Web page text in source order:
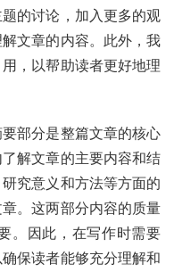
的讨论，加入更多的观
文章的内容。此外，我
，以帮助读者更好地理
部分是整篇文章的核心
解文章的主要内容和结
究意义和方法等方面的
。这两部分内容的质量
。因此，在写作时需要
保读者能够充分理解和